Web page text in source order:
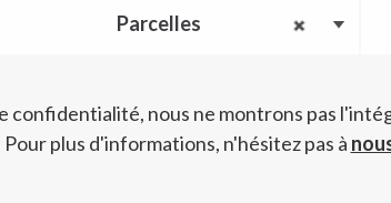
Parcelles
confidentialité, nous ne montrons pas
Pour plus d'informations, n'hésitez pas à